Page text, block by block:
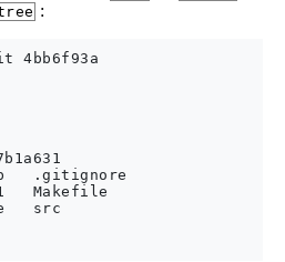
:
4bb6f93a
.gitignore
Makefile
src